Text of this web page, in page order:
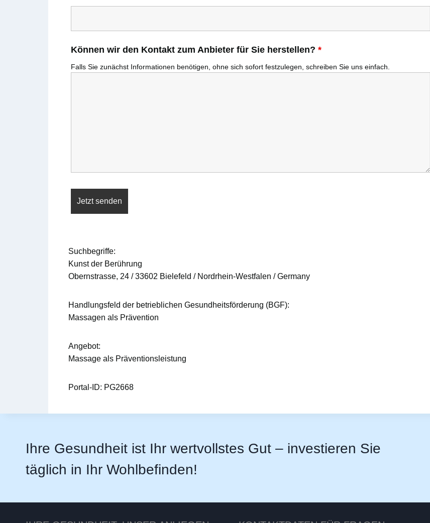
Können wir den Kontakt zum Anbieter für Sie herstellen? *
Falls Sie zunächst Informationen benötigen, ohne sich sofort festzulegen, schreiben Sie uns einfach.
Suchbegriffe:
Kunst der Berührung
Obernstrasse, 24 / 33602 Bielefeld / Nordrhein-Westfalen / Germany
Handlungsfeld der betrieblichen Gesundheitsförderung (BGF):
Massagen als Prävention
Angebot:
Massage als Präventionsleistung
Portal-ID: PG2668
Ihre Gesundheit ist Ihr wertvollstes Gut – investieren Sie
täglich in Ihr Wohlbefinden!